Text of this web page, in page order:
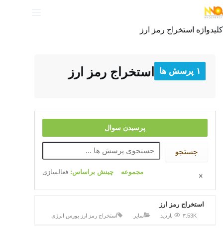
کلیدواژه استخراج رمز ارز
استخراج رمز ارز ۱ پرسش ها
پرسیدن سوال
جستجو
چینش براساس:فعالسازی مجموعه
استخراج رمز ارز
۳.53K بازدید سایر استخراج رمز ارز بورس انرژی